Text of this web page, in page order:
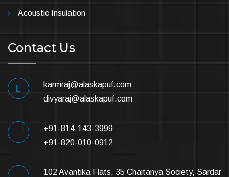
Acoustic Insulation
Contact Us
karmraj@alaskapuf.com
divyaraj@alaskapuf.com
+91-814-143-3999
+91-820-010-0912
102 Avantika Flats, 35 Chaitanya Society, Sardar